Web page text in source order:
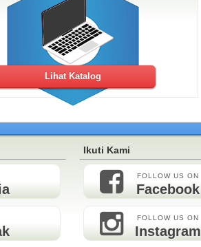
Lihat Katalog
Ikuti Kami
FOLLOW US ON
Facebook
FOLLOW US ON
Instagram